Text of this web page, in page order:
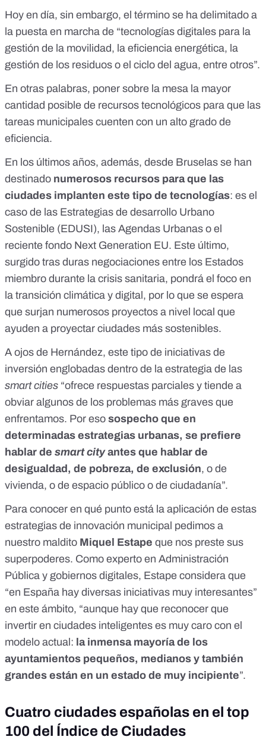
Hoy en día, sin embargo, el término se ha delimitado a
la puesta en marcha de “tecnologías digitales para la
gestión de la movilidad, la eficiencia energética, la
gestión de los residuos o el ciclo del agua, entre otros”.
En otras palabras, poner sobre la mesa la mayor
cantidad posible de recursos tecnológicos para que las
tareas municipales cuenten con un alto grado de
eficiencia.
En los últimos años, además, desde Bruselas se han
destinado numerosos recursos para que las
ciudades implanten este tipo de tecnologías: es el
caso de las Estrategias de desarrollo Urbano
Sostenible (EDUSI), las Agendas Urbanas o el
reciente fondo Next Generation EU. Este último,
surgido tras duras negociaciones entre los Estados
miembro durante la crisis sanitaria, pondrá el foco en
la transición climática y digital, por lo que se espera
que surjan numerosos proyectos a nivel local que
ayuden a proyectar ciudades más sostenibles.
A ojos de Hernández, este tipo de iniciativas de
inversión englobadas dentro de la estrategia de las
smart cities “ofrece respuestas parciales y tiende a
obviar algunos de los problemas más graves que
enfrentamos. Por eso sospecho que en
determinadas estrategias urbanas, se prefiere
hablar de smart cityantes que hablar de
desigualdad, de pobreza, de exclusión, o de
vivienda, o de espacio público o de ciudadanía”.
Para conocer en qué punto está la aplicación de estas
estrategias de innovación municipal pedimos a
nuestro maldito Miquel Estape que nos preste sus
superpoderes. Como experto en Administración
Pública y gobiernos digitales, Estape considera que
“en España hay diversas iniciativas muy interesantes”
en este ámbito, “aunque hay que reconocer que
invertir en ciudades inteligentes es muy caro con el
modelo actual: la inmensa mayoría de los
ayuntamientos pequeños, medianos y también
grandes están en un estado de muy incipiente”.
Cuatro ciudades españolas en el top
100 del Índice de Ciudades